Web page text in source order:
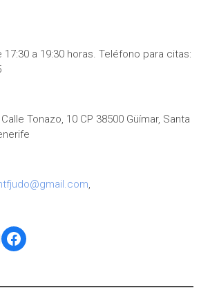
17:30 a 19:30 horas. Teléfono para citas:
Tonazo, 10 CP 38500 Güímar, Santa
Facebook